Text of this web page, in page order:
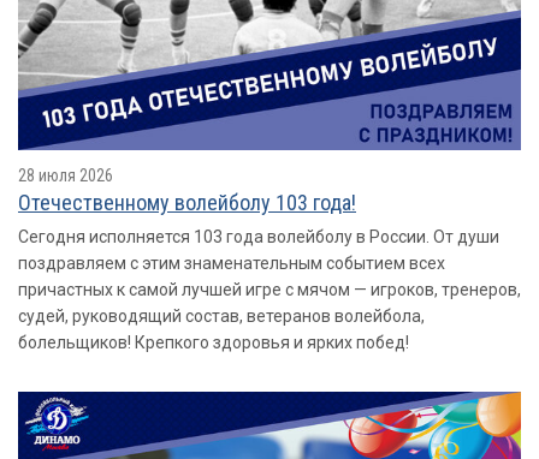
28 июля 2026
Отечественному волейболу 103 года!
Сегодня исполняется 103 года волейболу в России. От души
поздравляем с этим знаменательным событием всех
причастных к самой лучшей игре с мячом — игроков, тренеров,
судей, руководящий состав, ветеранов волейбола,
болельщиков! Крепкого здоровья и ярких побед!